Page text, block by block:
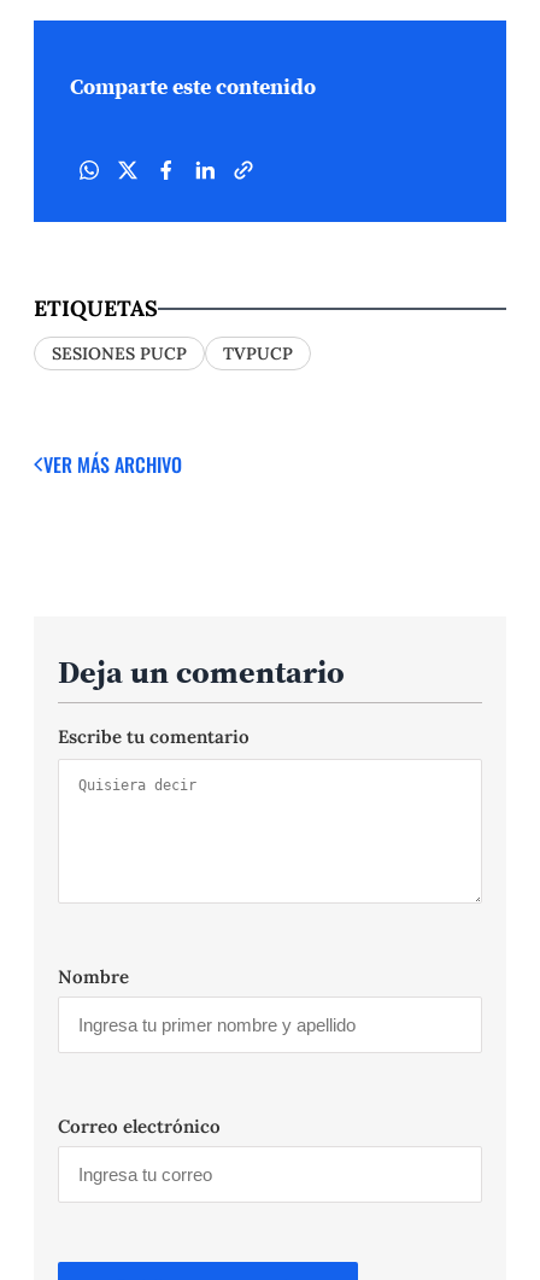
Comparte este contenido
ETIQUETAS
SESIONES PUCP TVPUCP
VER MÁSARCHIVO
Deja un comentario
Escribe tu comentario
Nombre
Correo electrónico